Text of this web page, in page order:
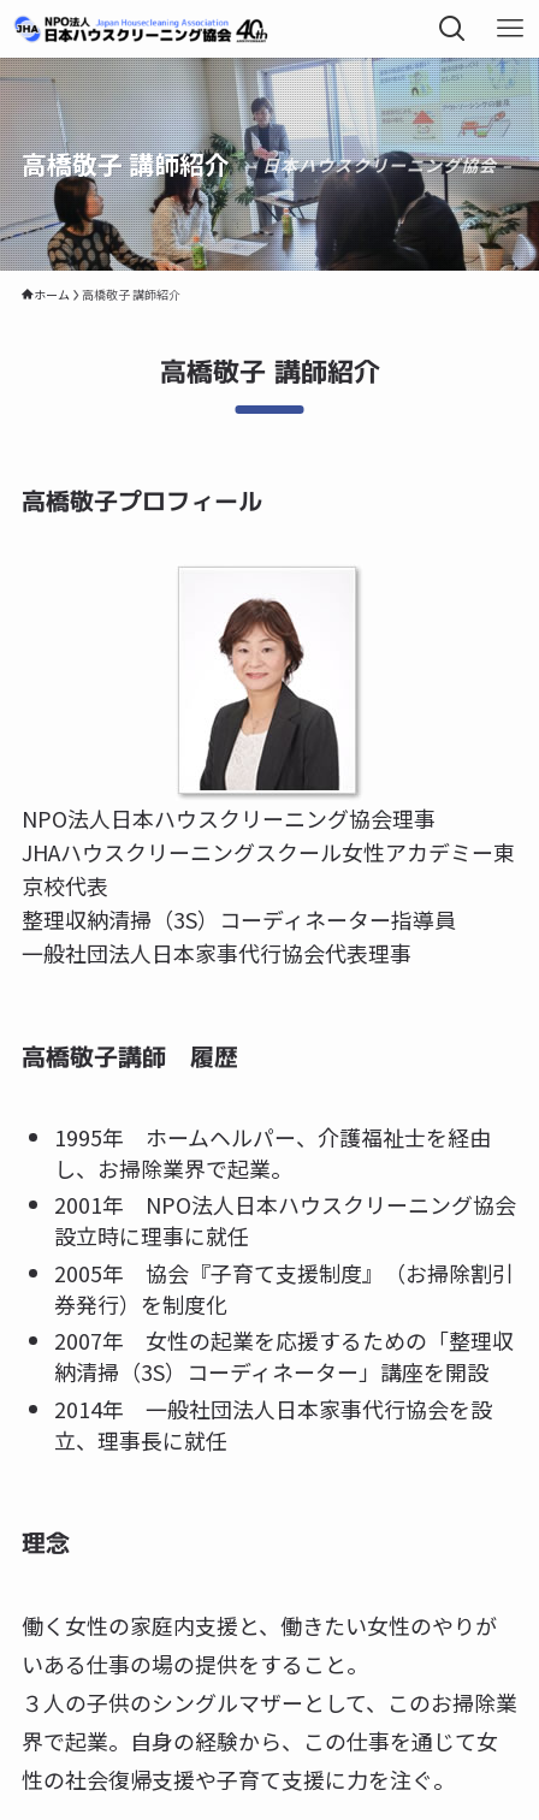
高橋敬子 講師紹介 – 日本ハウスクリーニング協会 –
ホーム 高橋敬子 講師紹介
高橋敬子 講師紹介
高橋敬子プロフィール
NPO法人日本ハウスクリーニング協会理事
JHAハウスクリーニングスクール女性アカデミー東
京校代表
整理収納清掃（3S）コーディネーター指導員
一般社団法人日本家事代行協会代表理事
高橋敬子講師 履歴
1995年 ホームヘルパー、介護福祉士を経由
し、お掃除業界で起業。
2001年 NPO法人日本ハウスクリーニング協会
設立時に理事に就任
2005年 協会『子育て支援制度』（お掃除割引
券発行）を制度化
2007年 女性の起業を応援するための「整理収
納清掃（3S）コーディネーター」講座を開設
2014年 一般社団法人日本家事代行協会を設
立、理事長に就任
理念
働く女性の家庭内支援と、働きたい女性のやりが
いある仕事の場の提供をすること。
３人の子供のシングルマザーとして、このお掃除業
界で起業。自身の経験から、この仕事を通じて女
性の社会復帰支援や子育て支援に力を注ぐ。